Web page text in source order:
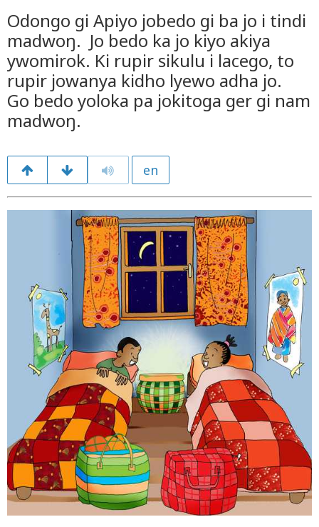
Odongo gi Apiyo jobedo gi ba jo i tindi
madwoŋ. Jo bedo ka jo kiyo akiya
ywomirok. Ki rupir sikulu i lacego, to
rupir jowanya kidho lyewo adha jo.
Go bedo yoloka pa jokitoga ger gi nam
madwoŋ.
en